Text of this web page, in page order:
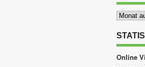
Archiv
Online